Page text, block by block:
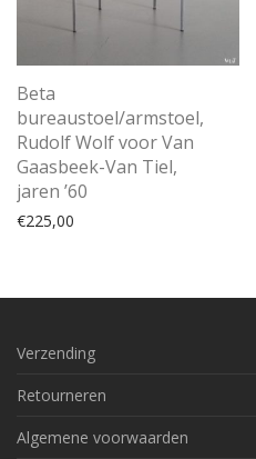
Beta
bureaustoel/armstoel,
Rudolf Wolf voor Van
Gaasbeek-Van Tiel,
jaren ’60
€225,00
Verzending
Retourneren
Algemene voorwaarden